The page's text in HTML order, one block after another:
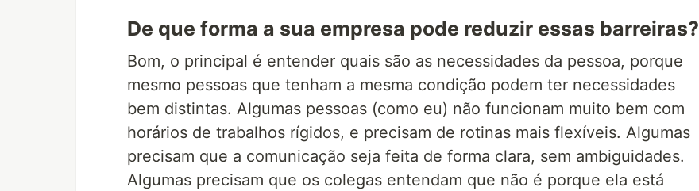
De que forma a sua empresa pode reduzir essas barreiras?
Bom, o principal é entender quais são as necessidades da pessoa, porque
mesmo pessoas que tenham a mesma condição podem ter necessidades
bem distintas. Algumas pessoas (como eu) não funcionam muito bem com
horários de trabalhos rígidos, e precisam de rotinas mais flexíveis. Algumas
precisam que a comunicação seja feita de forma clara, sem ambiguidades.
Algumas precisam que os colegas entendam que não é porque ela está